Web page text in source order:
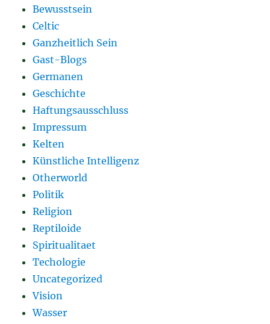
Bewusstsein
Celtic
Ganzheitlich Sein
Gast-Blogs
Germanen
Geschichte
Haftungsausschluss
Impressum
Kelten
Künstliche Intelligenz
Otherworld
Politik
Religion
Reptiloide
Spiritualitaet
Techologie
Uncategorized
Vision
Wasser